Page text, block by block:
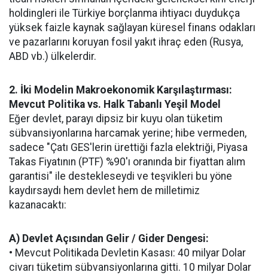
holdingleri ile Türkiye borçlanma ihtiyacı duydukça
yüksek faizle kaynak sağlayan küresel finans odakları
ve pazarlarını koruyan fosil yakıt ihraç eden (Rusya,
ABD vb.) ülkelerdir.
2. İki Modelin Makroekonomik Karşılaştırması:
Mevcut Politika vs. Halk Tabanlı Yeşil Model
Eğer devlet, parayı dipsiz bir kuyu olan tüketim
sübvansiyonlarına harcamak yerine; hibe vermeden,
sadece "Çatı GES'lerin ürettiği fazla elektriği, Piyasa
Takas Fiyatının (PTF) %90'ı oranında bir fiyattan alım
garantisi" ile destekleseydi ve teşvikleri bu yöne
kaydırsaydı hem devlet hem de milletimiz
kazanacaktı:
A) Devlet Açısından Gelir / Gider Dengesi:
• Mevcut Politikada Devletin Kasası: 40 milyar Dolar
civarı tüketim sübvansiyonlarına gitti. 10 milyar Dolar